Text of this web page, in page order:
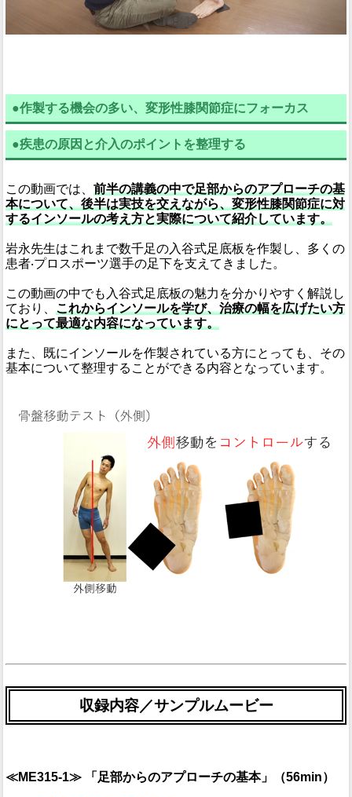
●作製する機会の多い、変形性膝関節症にフォーカス
●疾患の原因と介入のポイントを整理する
この動画では、 前半の講義の中で足部からのアプローチの基
本について、後半は実技を交えながら、変形性膝関節症に対
するインソールの考え方と実際について紹介しています。
岩永先生はこれまで数千足の入谷式足底板を作製し、多くの
患者‧プロスポーツ選手の足下を支えてきました。
この動画の中でも入谷式足底板の魅力を分かりやすく解説し
ており、 これからインソールを学び、治療の幅を広げたい方
にとって最適な内容になっています。
また、既にインソールを作製されている方にとっても、その
基本について整理することができる内容となっています。
収録内容／サンプルムービー
≪ME315-1≫ 「足部からのアプローチの基本」（56min）